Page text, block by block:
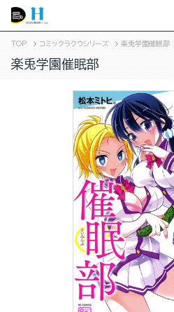
TOP コミックラクウシリーズ 楽兎学園催眠部
楽兎学園催眠部